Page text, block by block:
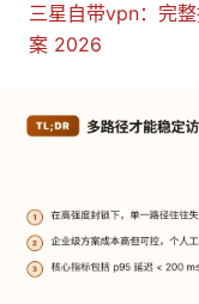
三星自带vpn：完
案 2026